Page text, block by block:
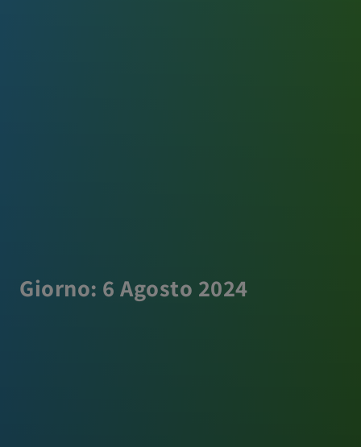
Giorno: 6 Agosto 2024